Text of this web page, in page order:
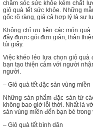
chăm sóc sức khỏe kém chất
giỏ quà tết sức khỏe. Những
gốc rõ ràng, giá cả hợp lý là sự
Không chỉ ưu tiên các món
đây được gói đơn giản, thân
túi giấy.
Việc khéo léo lựa chọn giỏ
bạn tạo thiện cảm với người
người.
– Giỏ quà tết đặc sản vùng miền
Những sản phẩm đặc sản từ
không bao giờ lỗi thời. Nhất là
sản vùng miền đến bạn bè
– Giỏ quà tết bình dân